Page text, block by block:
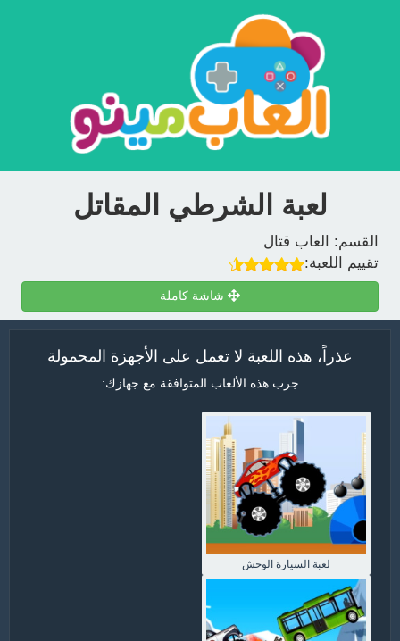
لعبة الشرطي المقاتل
القسم:
العاب قتال
تقييم اللعبة:
شاشة كاملة
عذراً، هذه اللعبة لا تعمل على الأجهزة المحمولة
جرب هذه الألعاب المتوافقة مع جهازك:
لعبة السيارة الوحش